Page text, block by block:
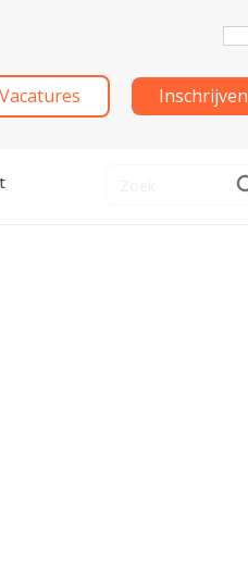
Inschrijven